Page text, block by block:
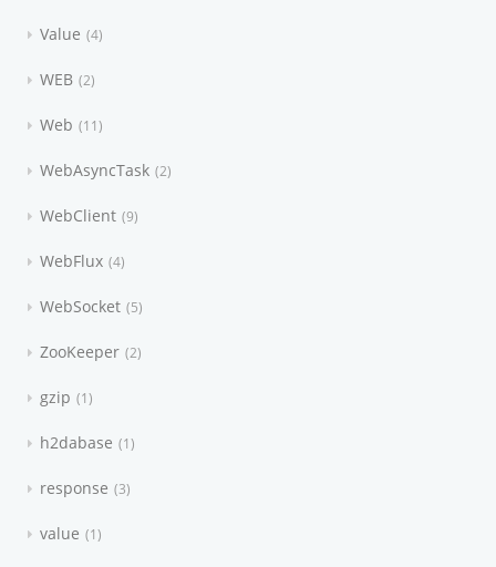
Value 4
WEB 2
Web 11
WebAsyncTask 2
WebClient 9
WebFlux 4
WebSocket 5
ZooKeeper 2
gzip 1
h2dabase 1
response 3
value 1